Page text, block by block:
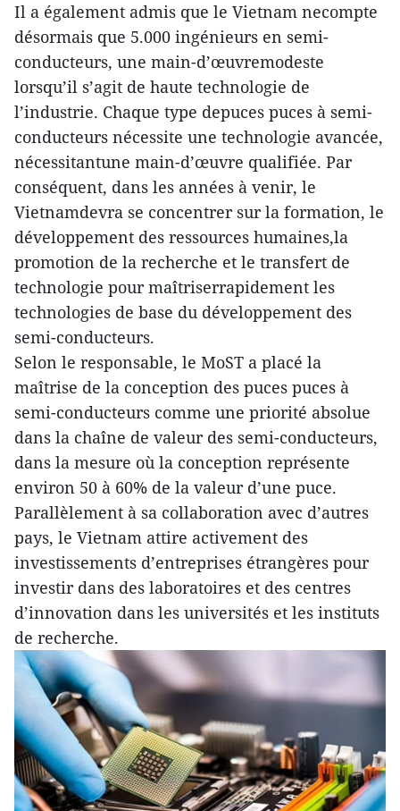
Il a également admis que le Vietnam necompte
désormais que 5.000 ingénieurs en semi-
conducteurs, une main-d’œuvremodeste
lorsqu’il s’agit de haute technologie de
l’industrie. Chaque type depuces puces à semi-
conducteurs nécessite une technologie avancée,
nécessitantune main-d’œuvre qualifiée. Par
conséquent, dans les années à venir, le
Vietnamdevra se concentrer sur la formation, le
développement des ressources humaines,la
promotion de la recherche et le transfert de
technologie pour maîtriserrapidement les
technologies de base du développement des
semi-conducteurs.
Selon le responsable, le MoST a placé la
maîtrise de la conception des puces puces à
semi-conducteurs comme une priorité absolue
dans la chaîne de valeur des semi-conducteurs,
dans la mesure où la conception représente
environ 50 à 60% de la valeur d’une puce.
Parallèlement à sa collaboration avec d’autres
pays, le Vietnam attire activement des
investissements d’entreprises étrangères pour
investir dans des laboratoires et des centres
d’innovation dans les universités et les instituts
de recherche.